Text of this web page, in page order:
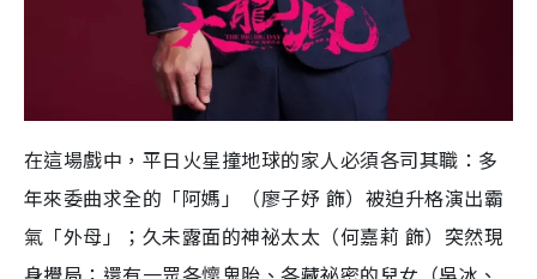
在這場戲中，平日火星撞地球的家人必須各司其職：多
年來委曲求全的「阿媽」（廖子妤 飾）被迫升格演出霸
氣「外母」；久未露面的神祕太太（何嘉莉 飾）突然現